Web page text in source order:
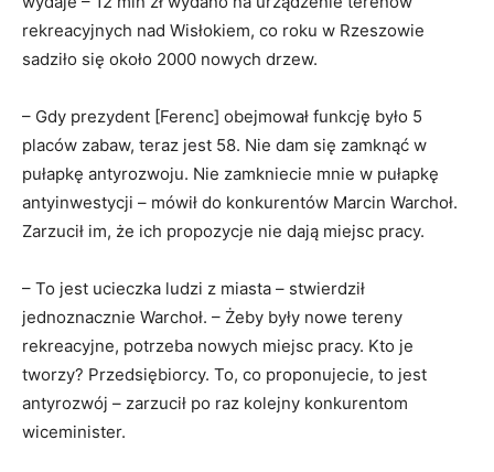
rekreacyjnych nad Wisłokiem, co roku w Rzeszowie
sadziło się około 2000 nowych drzew.
– Gdy prezydent [Ferenc] obejmował funkcję było 5
placów zabaw, teraz jest 58. Nie dam się zamknąć w
pułapkę antyrozwoju. Nie zamkniecie mnie w pułapkę
antyinwestycji – mówił do konkurentów Marcin Warchoł.
Zarzucił im, że ich propozycje nie dają miejsc pracy.
– To jest ucieczka ludzi z miasta – stwierdził
jednoznacznie Warchoł. – Żeby były nowe tereny
rekreacyjne, potrzeba nowych miejsc pracy. Kto je
tworzy? Przedsiębiorcy. To, co proponujecie, to jest
antyrozwój – zarzucił po raz kolejny konkurentom
wiceminister.